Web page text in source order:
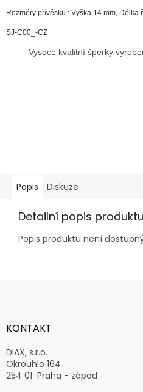
Rozměry přívěsku : Výška 14 mm, Délka
SJ-C00_-CZ
Vysoce kvalitní šperky
Popis Diskuze
Detailní popis produktu
Popis produktu není
Z
aKONTAKT
DIAX, s.r.o.
Okrouhlo 164
254 01 Praha - západ